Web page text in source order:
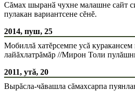
Сăмах шыранӑ чухне малашне сайт
пулакан вариантсене сĕнĕ.
2014, пуш, 25
Мобиллă хатĕрсемпе усă куракансем
лайăхлатрăмăр //Мирон Толи
2011, утă, 20
Вырăсла-чăвашла сăмахсарпа